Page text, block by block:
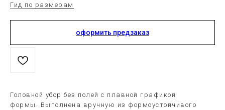
Гид по размерам
оформить предзаказ
Головной убор без полей с плавной графикой
формы. Выполнена вручную из формоустойчивого